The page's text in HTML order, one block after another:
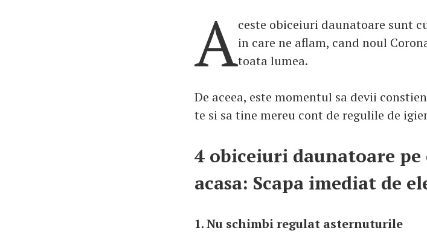
Aceste obiceiuri daunatoare sunt
in care ne aflam, cand noul
toata lumea.
De aceea, este momentul sa devii
te si sa tine mereu cont de regulile de
4 obiceiuri daunatoare pe
acasa: Scapa imediat de
1. Nu schimbi regulat asternuturile